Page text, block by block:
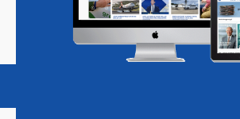
Magazine Podcasts